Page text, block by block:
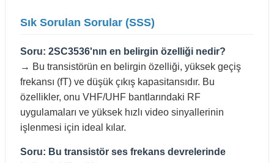
Sık Sorulan Sorular (SSS)
Soru: 2SC3536'nın en belirgin özelliği nedir?
→ Bu transistörün en belirgin özelliği, yüksek geçiş
frekansı (fT) ve düşük çıkış kapasitansıdır. Bu
özellikler, onu VHF/UHF bantlarındaki RF
uygulamaları ve yüksek hızlı video sinyallerinin
işlenmesi için ideal kılar.
Soru: Bu transistör ses frekans devrelerinde